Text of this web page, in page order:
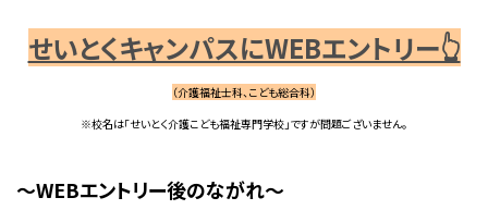
せいとくキャンパスにWEBエントリー👆
（介護福祉士科、こども総合科）
※校名は「せいとく介護こども福祉専門学校」ですが問題ございません。
～WEBエントリー後のながれ～